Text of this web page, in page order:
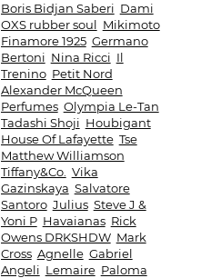
Boris Bidjan Saberi Dami
OXS rubber soul Mikimoto
Finamore 1925 Germano
Bertoni Nina Ricci Il
Trenino Petit Nord
Alexander McQueen
Perfumes Olympia Le-Tan
Tadashi Shoji Houbigant
House Of Lafayette Tse
Matthew Williamson
Tiffany&Co. Vika
Gazinskaya Salvatore
Santoro Julius Steve J &
Yoni P Havaianas Rick
Owens DRKSHDW Mark
Cross Agnelle Gabriel
Angeli Lemaire Paloma